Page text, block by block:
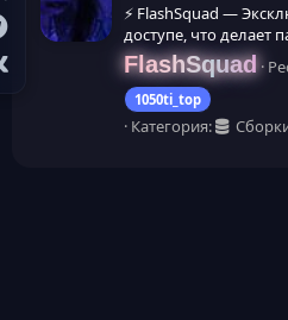
⚡ FlashSquad —
доступе, что делает
FlashSquad
1050ti_top
Категория: